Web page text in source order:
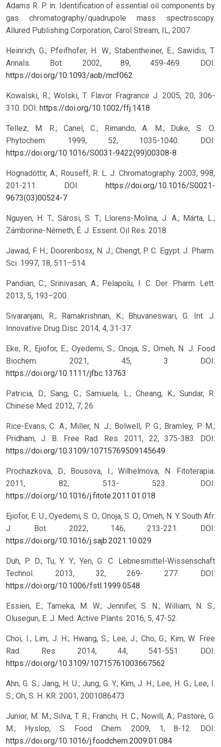
Adams R. P. in: Identification of essential oil components by
gas chromatography/quadrupole mass spectroscopy.
Allured Publishing Corporation, Carol Stream, IL, 2007.
Heinrich, G.; Pfeifhofer, H. W.; Stabentheiner, E.; Sawidis, T.
Annals. Bot. 2002, 89, 459-469. DOI:
https://doi.org/10.1093/aob/mcf062
Kowalski, R.; Wolski, T. Flavor Fragrance J. 2005, 20, 306-
310. DOI: https://doi.org/10.1002/ffj.1418
Tellez, M. R.; Canel, C.; Rimando, A. M.; Duke, S. O.
Phytochem. 1999, 52, 1035-1040. DOI:
https://doi.org/10.1016/S0031-9422(99)00308-8
Högnadóttir, A.; Rouseff, R. L. J. Chromatography. 2003, 998,
201-211. DOI: https://doi.org/10.1016/S0021-
9673(03)00524-7
Nguyen, H. T.; Sárosi, S. T.; Llorens-Molina, J. A.; Márta, L.;
Zámborine-Németh, É. J. Essent. Oil Res. 2018.
Jawad, F. H.; Doorenbosx, N. J.; Chengt, P. C. Egypt. J. Pharm.
Sci. 1997, 18, 511–514.
Pandian, C.; Srinivasan, A.; Pelapolu, I. C. Der. Pharm. Lett.
2013, 5, 193–200.
Sivaranjani, R.; Ramakrishnan, K.; Bhuvaneswari, G. Int. J.
Innovative Drug Disc. 2014, 4, 31-37.
Eke, R.; Ejiofor, E.; Oyedemi, S.; Onoja, S.; Omeh, N. J. Food
Biochem. 2021, 45, 3 DOI:
https://doi.org/10.1111/jfbc.13763
Patricia, D.; Sang, C.; Samiuela, L.; Cheang, K.; Sundar, R.
Chinese Med. 2012, 7, 26.
Rice-Evans, C. A.; Miller, N. J.; Bolwell, P. G.; Bramley, P. M.;
Pridham, J. B. Free Rad. Res. 2011, 22, 375-383. DOI:
https://doi.org/10.3109/10715769509145649
Prochazkova, D.; Bousova, I.; Wilhelmova, N. Fitoterapia.
2011, 82, 513- 523. DOI:
https://doi.org/10.1016/j.fitote.2011.01.018
Ejiofor, E. U.; Oyedemi, S. O.; Onoja, S. O.; Omeh, N. Y. South Afr.
J. Bot. 2022, 146, 213-221. DOI:
https://doi.org/10.1016/j.sajb.2021.10.029
Duh, P. D.; Tu, Y. Y.; Yen, G. C. Lebnesmittel-Wissenschaft
Technol. 2013, 32, 269- 277. DOI:
https://doi.org/10.1006/fstl.1999.0548
Essien, E.; Tameka, M. W.; Jennifer, S. N.; William, N. S.;
Olusegun, E. J. Med. Active Plants. 2016, 5, 47-52.
Choi, I.; Lim, J. H.; Hwang, S.; Lee, J.; Cho, G.; Kim, W. Free
Rad. Res. 2014, 44, 541-551. DOI:
https://doi.org/10.3109/10715761003667562
Ahn, G. S.; Jang, H. U.; Jung, G. Y.; Kim, J. H.; Lee, H. G.; Lee, I.
S.; Oh, S. H. KR. 2001, 2001086473
Junior, M. M.; Silva, T. R.; Franchi, H. C.; Nowill, A.; Pastore, G.
M.; Hyslop, S. Food Chem. 2009, 1, 8-12. DOI:
https://doi.org/10.1016/j.foodchem.2009.01.084